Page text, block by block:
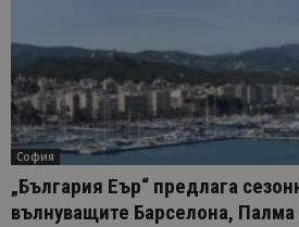
София
„България Еър“ предлага
вълнуващите Барселона,